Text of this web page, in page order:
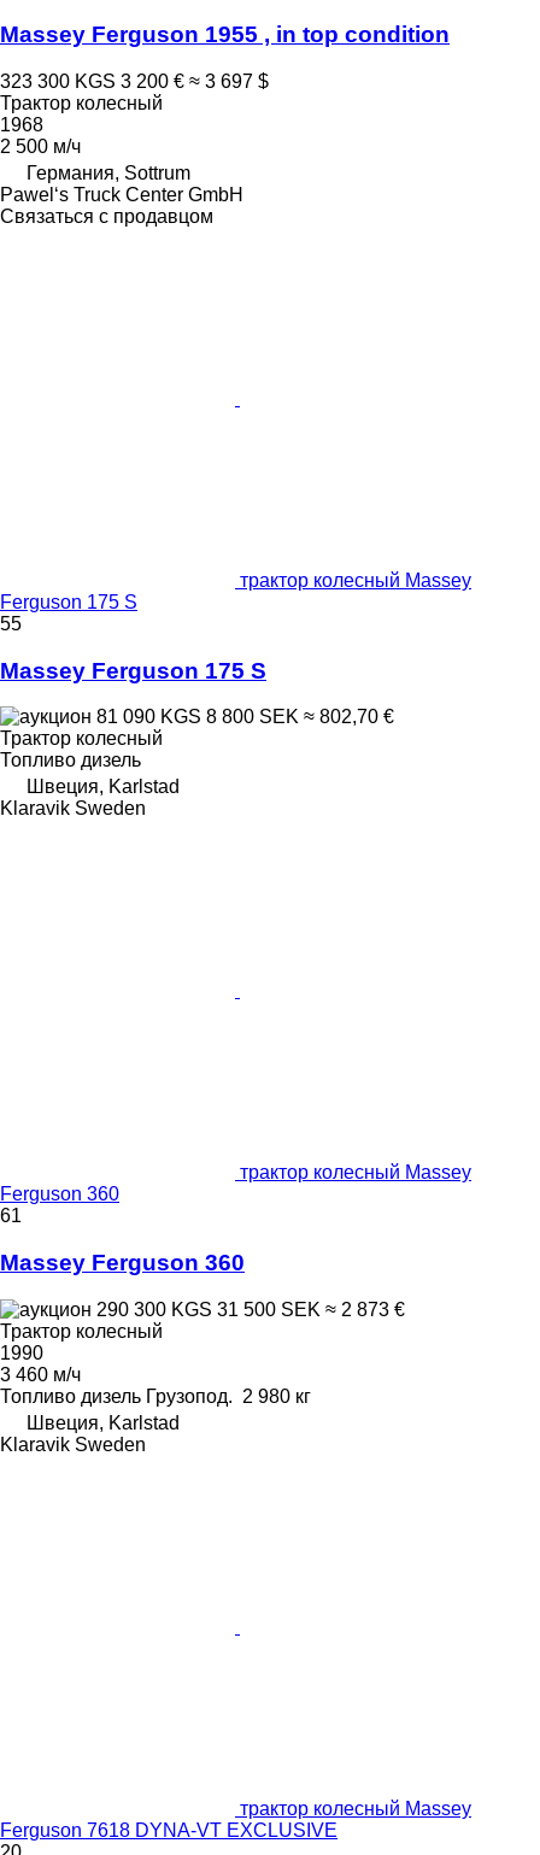
Massey Ferguson 1955 , in top condition
323 300 KGS 3 200 € ≈ 3 697 $
Трактор колесный
1968
2 500 м/ч
Германия, Sottrum
Pawel‘s Truck Center GmbH
Связаться с продавцом
трактор колесный Massey
Ferguson 175 S
55
Massey Ferguson 175 S
81 090 KGS 8 800 SEK ≈ 802,70 €
Трактор колесный
Топливо дизель
Швеция, Karlstad
Klaravik Sweden
трактор колесный Massey
Ferguson 360
61
Massey Ferguson 360
290 300 KGS 31 500 SEK ≈ 2 873 €
Трактор колесный
1990
3 460 м/ч
Топливо дизель Грузопод. 2 980 кг
Швеция, Karlstad
Klaravik Sweden
трактор колесный Massey
Ferguson 7618 DYNA-VT EXCLUSIVE